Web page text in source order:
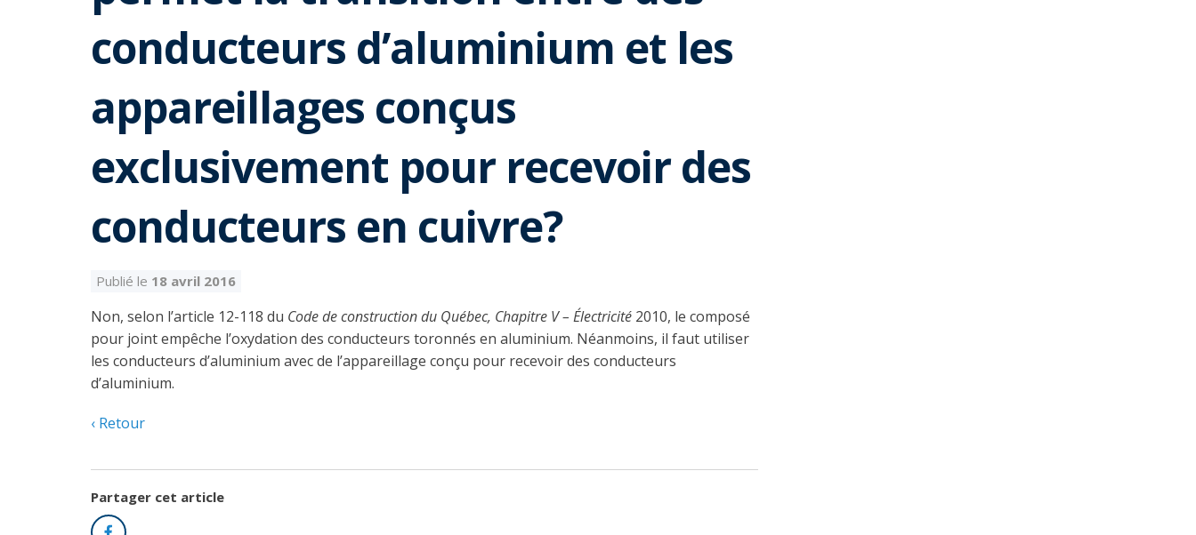
conducteurs d’aluminium et les
appareillages conçus
exclusivement pour recevoir des
conducteurs en cuivre?
Publié le 18 avril 2016
Non, selon l’article 12-118 du Code de construction du Québec, Chapitre V – Électricité 2010, le composé
pour joint empêche l’oxydation des conducteurs toronnés en aluminium. Néanmoins, il faut utiliser
les conducteurs d’aluminium avec de l’appareillage conçu pour recevoir des conducteurs
d’aluminium.
Retour
Partager cet article
Facebook